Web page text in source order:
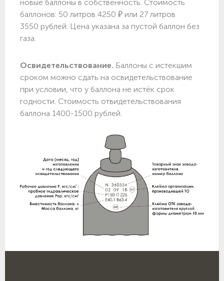
новые баллоны в собственность. Стоимость
баллонов: 50 литров 4250 ₽ или 27 литров
3550 рублей. Цена указана за пустой баллон без
газа.
Освидетельствование. Баллоны с истекшим
сроком можно сдать на освидетельствование
при условии, что у баллона не истёк срок
годности. Стоимость отвидетельствования
баллона 1400-1500 рублей.